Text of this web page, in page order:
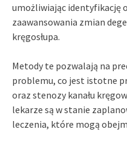
umożliwiając identyfikację
zaawansowania zmian
kręgosłupa.
Metody te pozwalają na
problemu, co jest istotne
oraz stenozy kanału
lekarze są w stanie
leczenia, które mogą